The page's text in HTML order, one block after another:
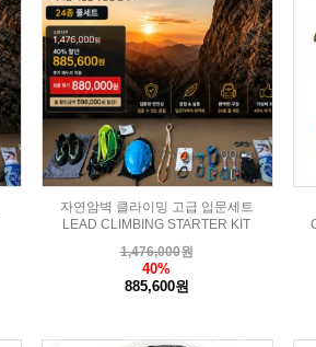
자연암벽 클라이밍 고급 입문세트
LEAD CLIMBING STARTER KIT
1,476,000원
40%
885,600원